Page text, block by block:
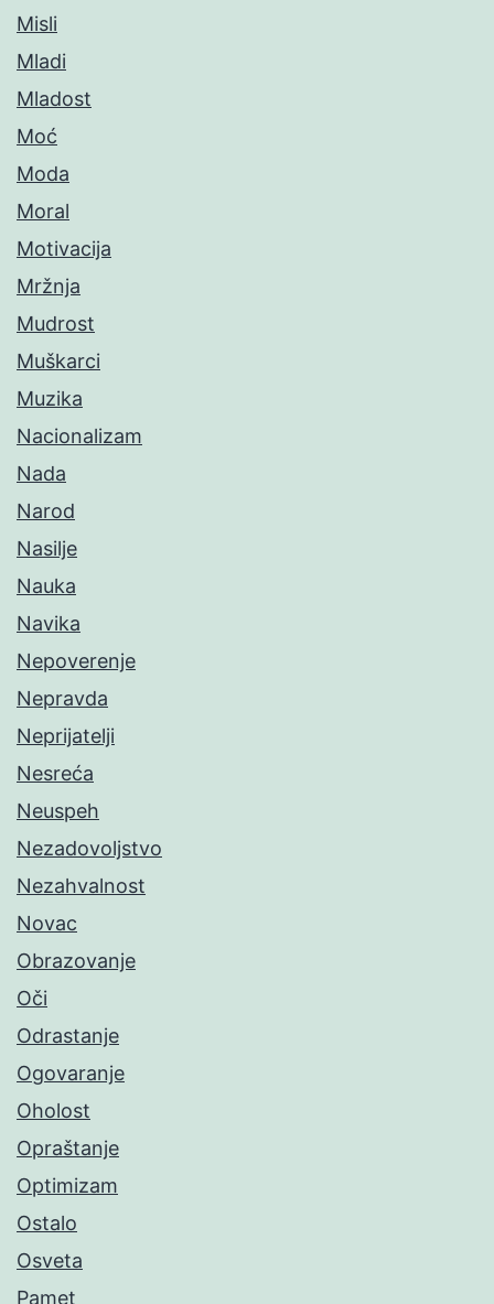
Misli
Mladi
Mladost
Moć
Moda
Moral
Motivacija
Mržnja
Mudrost
Muškarci
Muzika
Nacionalizam
Nada
Narod
Nasilje
Nauka
Navika
Nepoverenje
Nepravda
Neprijatelji
Nesreća
Neuspeh
Nezadovoljstvo
Nezahvalnost
Novac
Obrazovanje
Oči
Odrastanje
Ogovaranje
Oholost
Opraštanje
Optimizam
Ostalo
Osveta
Pamet